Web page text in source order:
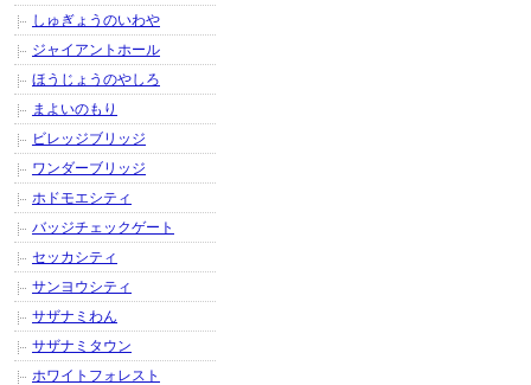
しゅぎょうのいわや
ジャイアントホール
ほうじょうのやしろ
まよいのもり
ビレッジブリッジ
ワンダーブリッジ
ホドモエシティ
バッジチェックゲート
セッカシティ
サンヨウシティ
サザナミわん
サザナミタウン
ホワイトフォレスト